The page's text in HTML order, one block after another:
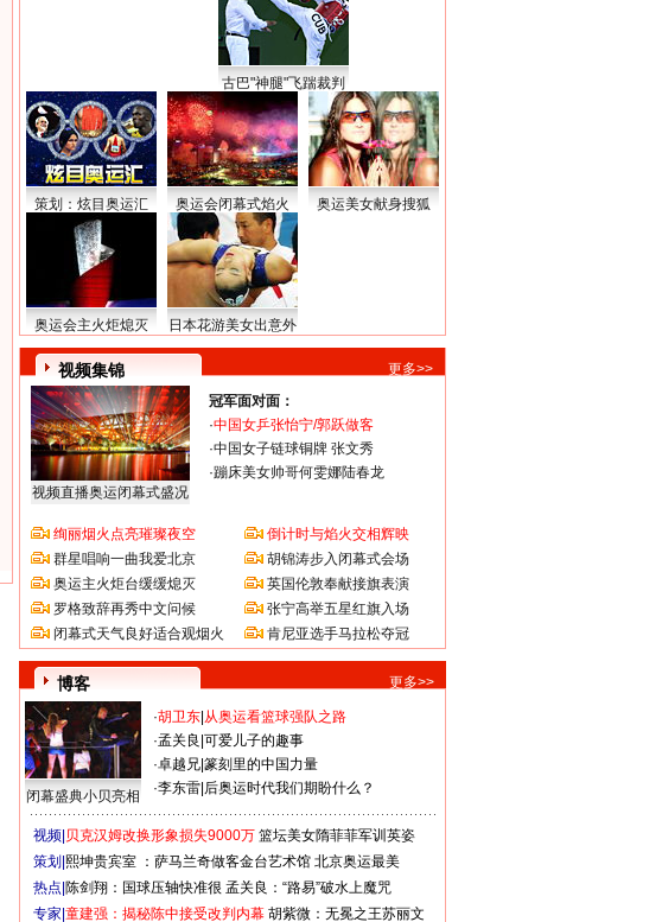
古巴"神腿"飞踹裁判
策划：炫目奥运汇 奥运会闭幕式焰火 奥运美女献身搜狐
奥运会主火炬熄灭 日本花游美女出意外
视频集锦 更多>>
视频直播奥运闭幕式盛况
冠军面对面：
·中国女乒张怡宁/郭跃做客
·中国女子链球铜牌 张文秀
·蹦床美女帅哥何雯娜陆春龙
绚丽烟火点亮璀璨夜空
群星唱响一曲我爱北京
奥运主火炬台缓缓熄灭
罗格致辞再秀中文问候
闭幕式天气良好适合观烟火
倒计时与焰火交相辉映
胡锦涛步入闭幕式会场
英国伦敦奉献接旗表演
张宁高举五星红旗入场
肯尼亚选手马拉松夺冠
博客 更多>>
闭幕盛典小贝亮相
·胡卫东 从奥运看篮球强队之路
·孟关良 可爱儿子的趣事
·卓越兄 篆刻里的中国力量
·李东雷 后奥运时代我们期盼什么？
视频| 贝克汉姆改换形象损失9000万 篮坛美女隋菲菲军训英姿
策划| 熙坤贵宾室 ：萨马兰奇做客金台艺术馆 北京奥运最美
热点| 陈剑翔：国球压轴快准很 孟关良：“路易”破水上魔咒
专家| 童建强：揭秘陈中接受改判内幕 胡紫微：无冕之王苏丽文